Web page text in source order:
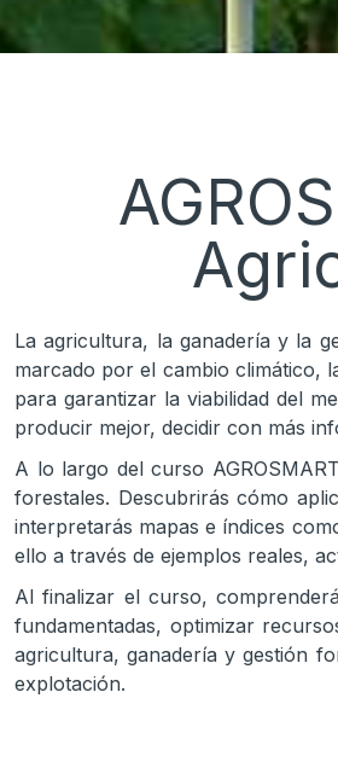
La agricultura, la ganadería y la
marcado por el cambio climático,
para garantizar la viabilidad del
producir mejor, decidir con más
A lo largo del curso
forestales. Descubrirás cómo
interpretarás mapas e índices
ello a través de ejemplos reales,
Al finalizar el curso,
fundamentadas, optimizar
agricultura, ganadería y gestión
explotación.